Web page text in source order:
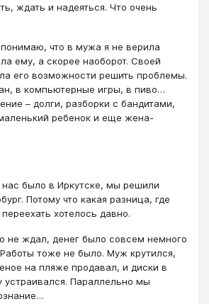
ждать и надеяться. Что очень
что в мужа я не верила
ему, а скорее наоборот. Своей
его возможности решить проблемы.
в компьютерные игры, в пиво…
– долги, разборки с бандитами,
ребенок и еще жена-
нас было в Иркутске, мы решили
Потому что какая разница, где
хотелось давно.
не ждал, денег было совсем немного
тоже не было. Муж крутился,
на пляже продавал, и диски в
устраивался. Параллельно мы